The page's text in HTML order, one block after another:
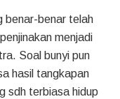
benar-benar telah
menjadi
Soal bunyi pun
hasil tangkapan
sdh terbiasa hidup